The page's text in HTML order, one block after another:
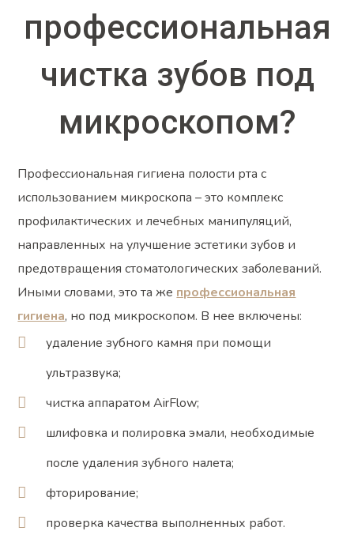
профессиональная
чистка зубов под
микроскопом?
Профессиональная гигиена полости рта с
использованием микроскопа – это комплекс
профилактических и лечебных манипуляций,
направленных на улучшение эстетики зубов и
предотвращения стоматологических заболеваний.
Иными словами, это та же профессиональная
гигиена, но под микроскопом. В нее включены:
удаление зубного камня при помощи
ультразвука;
чистка аппаратом AirFlow;
шлифовка и полировка эмали, необходимые
после удаления зубного налета;
фторирование;
проверка качества выполненных работ.